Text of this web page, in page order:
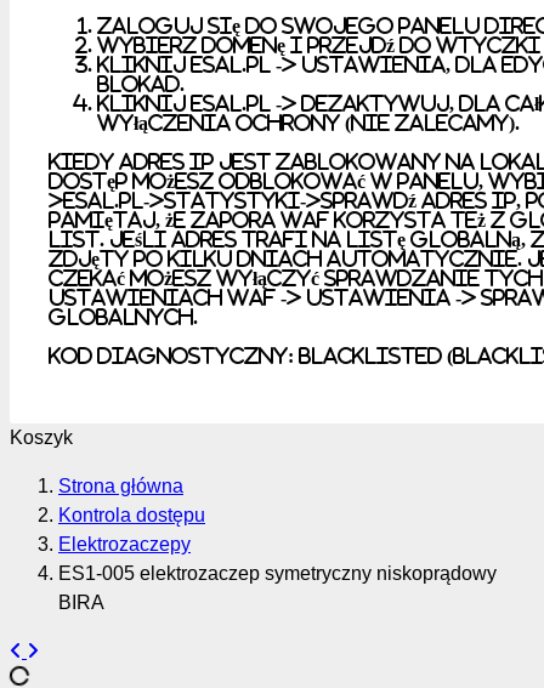
Zaloguj się do swojego panelu
Wybierz domenę i przejdź do wtyczki
Kliknij esal.pl -> Ustawienia, dla
blokad.
Kliknij esal.pl -> Dezaktywuj, dla
wyłączenia ochrony (nie zalecamy).
Kiedy adres IP jest zablokowany na
dostęp możesz odblokować w panelu,
>esal.pl->Statystyki->Sprawdź adres IP,
Pamiętaj, że zapora WAF korzysta też z
list. Jeśli adres trafi na listę globalną,
zdjęty po kilku dniach automatycznie.
czekać możesz wyłączyć sprawdzanie
ustawieniach WAF -> Ustawienia ->
globalnych.
Kod diagnostyczny: Blacklisted
Koszyk
Strona główna
Kontrola dostępu
Elektrozaczepy
ES1-005 elektrozaczep symetryczny niskoprądowy
BIRA